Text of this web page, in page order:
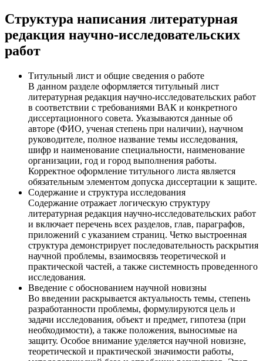
Структура написания литературная
редакция научно-исследовательских
работ
Титульный лист и общие сведения о работе
В данном разделе оформляется титульный лист
литературная редакция научно-исследовательских работ
в соответствии с требованиями ВАК и конкретного
диссертационного совета. Указываются данные об
авторе (ФИО, ученая степень при наличии), научном
руководителе, полное название темы исследования,
шифр и наименование специальности, наименование
организации, год и город выполнения работы.
Корректное оформление титульного листа является
обязательным элементом допуска диссертации к защите.
Содержание и структура исследования
Содержание отражает логическую структуру
литературная редакция научно-исследовательских работ
и включает перечень всех разделов, глав, параграфов,
приложений с указанием страниц. Четко выстроенная
структура демонстрирует последовательность раскрытия
научной проблемы, взаимосвязь теоретической и
практической частей, а также системность проведенного
исследования.
Введение с обоснованием научной новизны
Во введении раскрывается актуальность темы, степень
разработанности проблемы, формулируются цель и
задачи исследования, объект и предмет, гипотеза (при
необходимости), а также положения, выносимые на
защиту. Особое внимание уделяется научной новизне,
теоретической и практической значимости работы,